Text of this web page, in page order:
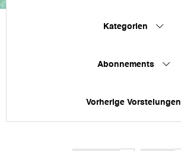
Kategorien
Abonnements
Vorherige Vorstelungen